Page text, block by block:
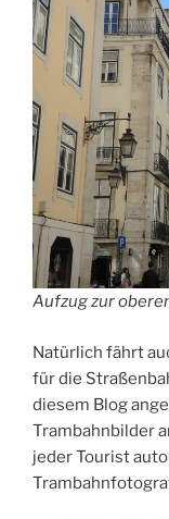
Aufzug zur
Natürlich fährt
für die
diesem Blog
Trambahnbilder
jeder Tourist